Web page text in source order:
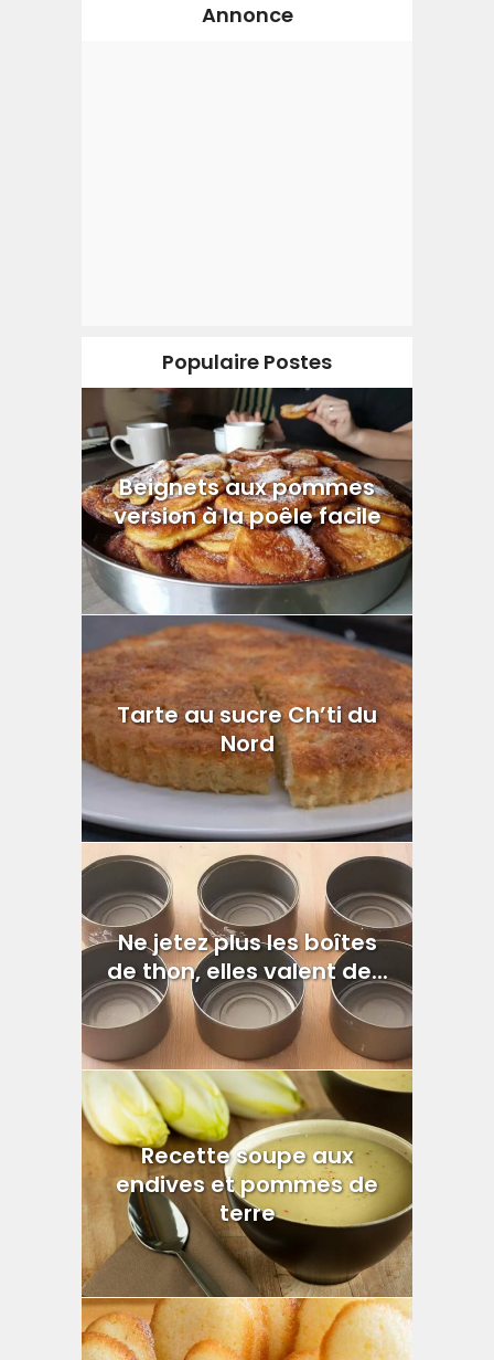
Annonce
Populaire Postes
Beignets aux pommes
version à la poêle facile
Tarte au sucre Ch’ti du
Nord
Ne jetez plus les boîtes
de thon, elles valent de...
Recette soupe aux
endives et pommes de
terre